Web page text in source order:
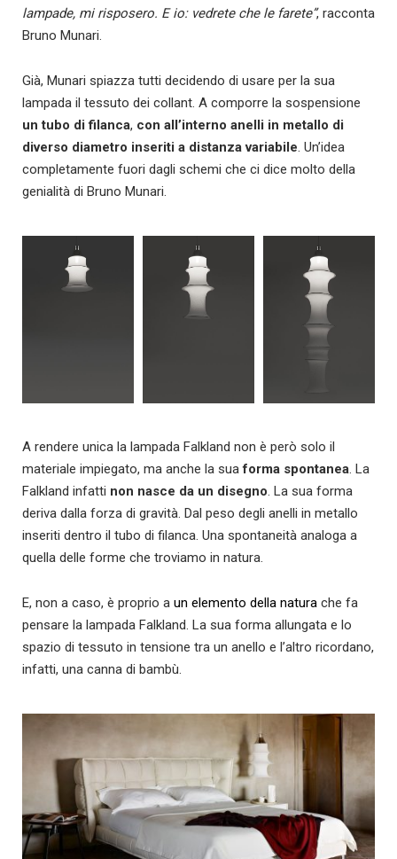
lampade, mi risposero. E io: vedrete che le farete”, racconta
Bruno Munari.
Già, Munari spiazza tutti decidendo di usare per la sua
lampada il tessuto dei collant. A comporre la sospensione
un tubo di filanca, con all’interno anelli in metallo di
diverso diametro inseriti a distanza variabile. Un’idea
completamente fuori dagli schemi che ci dice molto della
genialità di Bruno Munari.
A rendere unica la lampada Falkland non è però solo il
materiale impiegato, ma anche la suaforma spontanea. La
Falkland infatti non nasce da un disegno. La sua forma
deriva dalla forza di gravità. Dal peso degli anelli in metallo
inseriti dentro il tubo di filanca. Una spontaneità analoga a
quella delle forme che troviamo in natura.
E, non a caso, è proprio a un elemento della natura che fa
pensare la lampada Falkland. La sua forma allungata e lo
spazio di tessuto in tensione tra un anello e l’altro ricordano,
infatti, una canna di bambù.